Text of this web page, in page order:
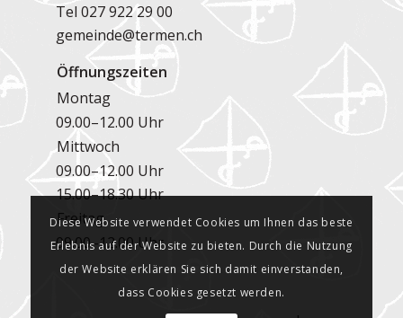
Tel027 922 29 00
gemeinde@termen.ch
Öffnungszeiten
Montag
09.00–12.00 Uhr
Mittwoch
09.00–12.00 Uhr
15.00–18.30 Uhr
Freitag
09.00–12.00 Uhr
Diese Website verwendet Cookies um Ihnen das beste
Erlebnis auf der Website zu bieten. Durch die Nutzung
der Website erklären Sie sich damit einverstanden,
dass Cookies gesetzt werden.